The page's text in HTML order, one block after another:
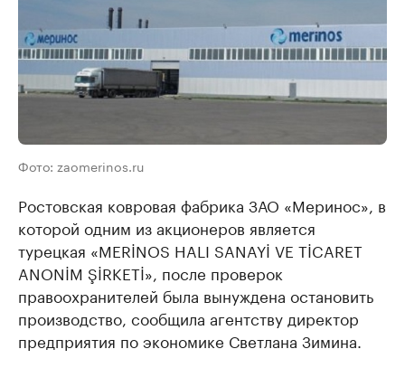
Фото: zaomerinos.ru
Ростовская ковровая фабрика ЗАО «Меринос», в
которой одним из акционеров является
турецкая «MERİNOS HALI SANAYİ VE TİCARET
ANONİM ŞİRKETİ», после проверок
правоохранителей была вынуждена остановить
производство, сообщила агентству директор
предприятия по экономике Светлана Зимина.